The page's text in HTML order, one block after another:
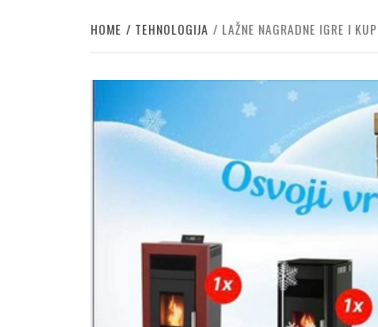
HOME TEHNOLOGIJA LAŽNE NAGRADNE IGRE I